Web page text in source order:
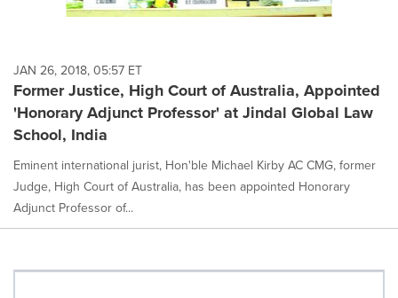
JAN 26, 2018, 05:57 ET
Former Justice, High Court of Australia, Appointed
'Honorary Adjunct Professor' at Jindal Global Law
School, India
Eminent international jurist, Hon'ble Michael Kirby AC CMG, former
Judge, High Court of Australia, has been appointed Honorary
Adjunct Professor of...